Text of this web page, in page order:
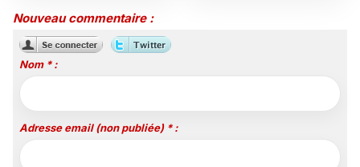
2026
Nouveau commentaire :
Nom * :
Adresse email (non publiée) * :